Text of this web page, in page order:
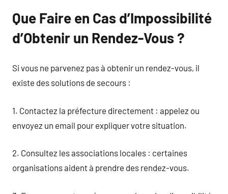
Que Faire en Cas d’Impossibilité
d’Obtenir un Rendez-Vous ?
Si vous ne parvenez pas à obtenir un rendez-vous, il
existe des solutions de secours :
1. Contactez la préfecture directement : appelez ou
envoyez un email pour expliquer votre situation.
2. Consultez les associations locales : certaines
organisations aident à prendre des rendez-vous.